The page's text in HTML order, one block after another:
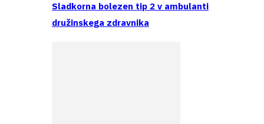
Sladkorna bolezen tip 2 v ambulanti
družinskega zdravnika